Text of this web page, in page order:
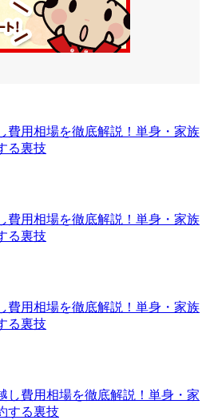
費用相場を徹底解説！単身・家族
る裏技
費用相場を徹底解説！単身・家族
る裏技
費用相場を徹底解説！単身・家族
る裏技
し費用相場を徹底解説！単身・家
する裏技